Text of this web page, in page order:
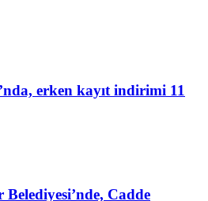
erken kayıt indirimi 11
Cadde